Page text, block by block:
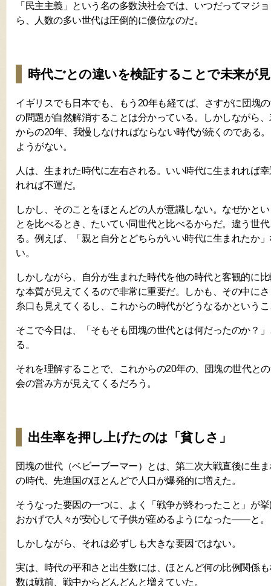
「民主主義」という名の多数決社会では、いつだってマジ
ら、人数の多い世代は圧倒的に優位なのだ。
時代ごとの違いを検証することで未来が
イギリスでも日本でも、もう20年も経てば、さすがに団塊
の問題が自然解消することは分かっている。しかしながら
からの20年、我慢しなければならない時代が続くのである
ようがない。
人は、生まれた時代に左右される。いい時代に生まれれば
れれば不運だ。
しかし、そのことをほとんどの人が意識しない。なぜかと
とを比べるとき、たいてい同世代と比べるからだ。違う世
る。例えば、「親と自分とどちらがいい時代に生まれたか
い。
しかしながら、自分が生まれた時代を他の時代と客観的に
な本質が見えてくるので非常に重要だ。しかも、その中に
糸口も見えてくるし、これからの時代がどうなるかという
そこで今日は、「そもそも団塊の世代とは何だったのか？
る。
それを理解することで、これからの20年の、団塊の世代と
会の営み方が見えてくるだろう。
出生率を押し上げたのは「貧しさ」
団塊の世代（ベビーブーマー）とは、第二次大戦直後に生
の時代、先進国のほとんどで人口が爆発的に増えた。
そうなった要因の一つに、よく「戦争が終わったこと」が
おかげで人々が安心して子供が産めるようになった——と。
しかしながら、それは必ずしも大きな要因ではない。
実は、時代の平和さと出生数には、ほとんど何の比例関係
数は戦前、戦中からどんどんと増えていた。